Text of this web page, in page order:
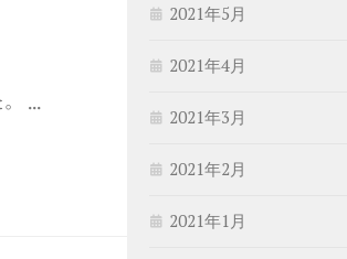
...
2021年5月
2021年4月
2021年3月
2021年2月
2021年1月